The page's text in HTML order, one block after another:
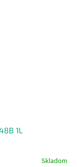
1L
Skladom